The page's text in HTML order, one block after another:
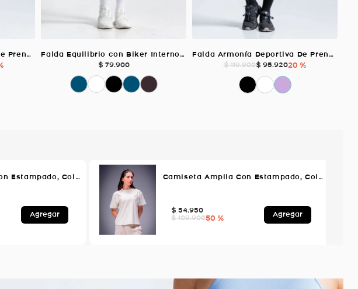
Falda Armonía Deportiva De Prenses, Color Mora Para Mujer
Falda Equilibrio con Biker Interno, Color Azul Oscuro Para Mujer
$ 79.900
Falda Armonía Deportiva De Prenses, Color Blanco Para Mujer
$ 119.900$ 95.92020 %
Camiseta Amplia Con Estampado, Color MELON Para Mujer
Agregar
Camiseta Amplia Con Estampado, Color MARFIL Para Mujer
$ 54.950
$ 109.90050 % Agregar